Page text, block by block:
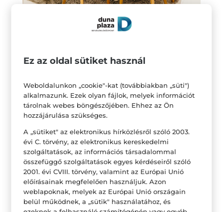
megteremtésében. Legyenek világosak a sötét
kislámpa, ragyogó csillár vagy a led fénye, mind
együtt vagy külön-külön hangulatossá, a
megfelelő megvilágítás pedig tágasabbá teheti a
lakást. Az előző pontban említett tapéta is
nagyobb hangsúlyt kaphat egy jól kiválasztott
megvilágítással.
Virágot mindenhova
A cserepes növények és a vágott virágok is
Ez az oldal sütiket használ
Weboldalunkon „cookie"-kat (továbbiakban „süti")
alkalmazunk. Ezek olyan fájlok, melyek információt
tárolnak webes böngészőjében. Ehhez az Ön
hozzájárulása szükséges.
A „sütiket" az elektronikus hírközlésről szóló 2003.
évi C. törvény, az elektronikus kereskedelmi
szolgáltatások, az információs társadalommal
összefüggő szolgáltatások egyes kérdéseiről szóló
2001. évi CVIII. törvény, valamint az Európai Unió
előírásainak megfelelően használjuk. Azon
weblapoknak, melyek az Európai Unió országain
belül működnek, a „sütik" használatához, és